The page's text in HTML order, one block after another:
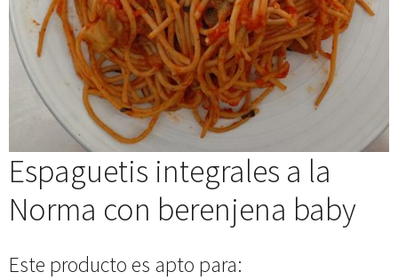
Espaguetis integrales a la
Norma con berenjena baby
Este producto es apto para: